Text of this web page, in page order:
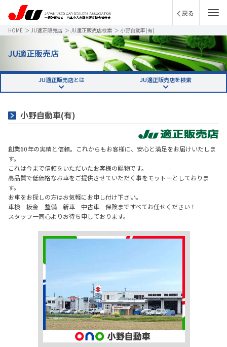
戻る
HOME ＞ JU適正販売店 ＞ JU適正販売店検索 ＞ 小野自動車(有)
JU適正販売店
JU適正販売店とは JU適正販売店を検索
小野自動車(有)
創業60年の実績と信頼。これからもお客様に、安心と満足をお届けいたしま
す。
これは今まで信頼をいただいたお客様の賜物です。
高品質で低価格なお車をご提供させていただく事をモットーとしておりま
す。
お車をお探しの方はお気軽にお申し付け下さい。
車検 板金 整備 新車 中古車 保険まですべてお任せください！
スタッフ一同心よりお待ち申しております。